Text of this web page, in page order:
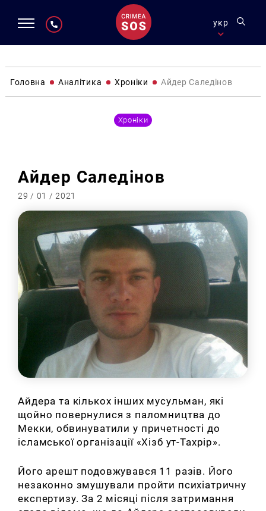
укр
Головна Аналітика Хроніки Айдер Саледінов
Хроніки
Айдер Саледінов
29 / 01 / 2021
Айдера та кількох інших мусульман, які
щойно повернулися з паломництва до
Мекки, обвинуватили у причетності до
ісламської організації «Хізб ут-Тахрір».
Його арешт подовжувався 11 разів. Його
незаконно змушували пройти психіатричну
експертизу. За 2 місяці після затримання